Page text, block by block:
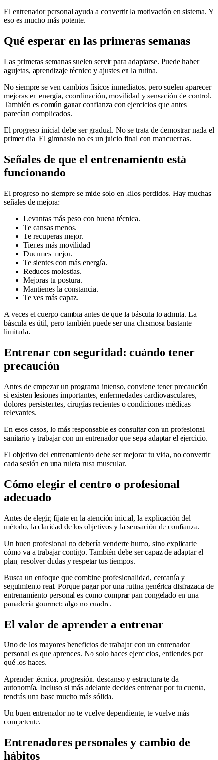
El entrenador personal ayuda a convertir la motivación en sistema. Y
eso es mucho más potente.
Qué esperar en las primeras semanas
Las primeras semanas suelen servir para adaptarse. Puede haber
agujetas, aprendizaje técnico y ajustes en la rutina.
No siempre se ven cambios físicos inmediatos, pero suelen aparecer
mejoras en energía, coordinación, movilidad y sensación de control.
También es común ganar confianza con ejercicios que antes
parecían complicados.
El progreso inicial debe ser gradual. No se trata de demostrar nada el
primer día. El gimnasio no es un juicio final con mancuernas.
Señales de que el entrenamiento está
funcionando
El progreso no siempre se mide solo en kilos perdidos. Hay muchas
señales de mejora:
Levantas más peso con buena técnica.
Te cansas menos.
Te recuperas mejor.
Tienes más movilidad.
Duermes mejor.
Te sientes con más energía.
Reduces molestias.
Mejoras tu postura.
Mantienes la constancia.
Te ves más capaz.
A veces el cuerpo cambia antes de que la báscula lo admita. La
báscula es útil, pero también puede ser una chismosa bastante
limitada.
Entrenar con seguridad: cuándo tener
precaución
Antes de empezar un programa intenso, conviene tener precaución
si existen lesiones importantes, enfermedades cardiovasculares,
dolores persistentes, cirugías recientes o condiciones médicas
relevantes.
En esos casos, lo más responsable es consultar con un profesional
sanitario y trabajar con un entrenador que sepa adaptar el ejercicio.
El objetivo del entrenamiento debe ser mejorar tu vida, no convertir
cada sesión en una ruleta rusa muscular.
Cómo elegir el centro o profesional
adecuado
Antes de elegir, fíjate en la atención inicial, la explicación del
método, la claridad de los objetivos y la sensación de confianza.
Un buen profesional no debería venderte humo, sino explicarte
cómo va a trabajar contigo. También debe ser capaz de adaptar el
plan, resolver dudas y respetar tus tiempos.
Busca un enfoque que combine profesionalidad, cercanía y
seguimiento real. Porque pagar por una rutina genérica disfrazada de
entrenamiento personal es como comprar pan congelado en una
panadería gourmet: algo no cuadra.
El valor de aprender a entrenar
Uno de los mayores beneficios de trabajar con un entrenador
personal es que aprendes. No solo haces ejercicios, entiendes por
qué los haces.
Aprender técnica, progresión, descanso y estructura te da
autonomía. Incluso si más adelante decides entrenar por tu cuenta,
tendrás una base mucho más sólida.
Un buen entrenador no te vuelve dependiente, te vuelve más
competente.
Entrenadores personales y cambio de
hábitos